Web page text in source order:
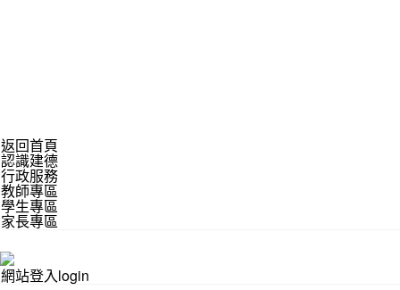
返回首頁
認識建德
行政服務
教師專區
學生專區
家長專區
網站登入login